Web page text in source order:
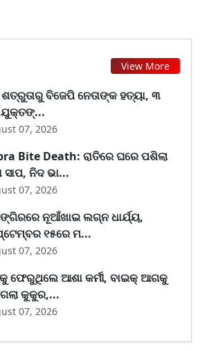
View More
ଶତ୍ରୁତାରୁ ବିଜେପି ନେତାଙ୍କ ହତ୍ୟା, ୩
07, 2026
Bite Death: ରାତିରେ ଘରେ ପଶିଲା
ସାପ, ନିଦ ଭା...
07, 2026
ନୂଆଁଖାଇ ଲଗ୍ନ ଧାର୍ଯ୍ୟ,
୧୫ରେ ମ...
07, 2026
ଫେରୁଥିଲେ ଆଶା କର୍ମୀ, ବାଇକ୍ ଆଗକୁ
କୁକୁର,...
07, 2026